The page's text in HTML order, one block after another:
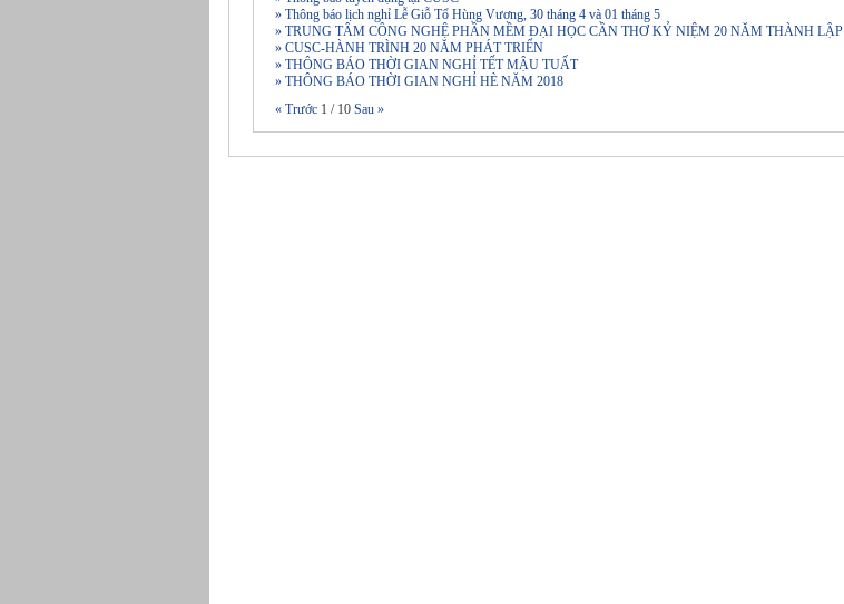
» Thông báo lịch nghỉ Lễ Giỗ Tổ Hùng Vương, 30 tháng 4 và 01 tháng 5
» TRUNG TÂM CÔNG NGHỆ PHẦN MỀM ÐẠI HỌC CẦN THƠ KỶ NIỆM 20 NĂM THÀNH LẬP
» CUSC-HÀNH TRÌNH 20 NĂM PHÁT TRIỂN
» THÔNG BÁO THỜI GIAN NGHỈ TẾT MẬU TUẤT
» THÔNG BÁO THỜI GIAN NGHỈ HÈ NĂM 2018
« Trước 1 / 10 Sau »